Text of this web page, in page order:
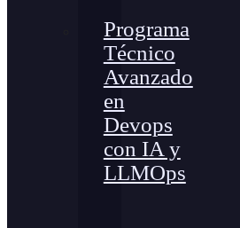
Programa
Técnico
Avanzado
en
Devops
con IA y
LLMOps